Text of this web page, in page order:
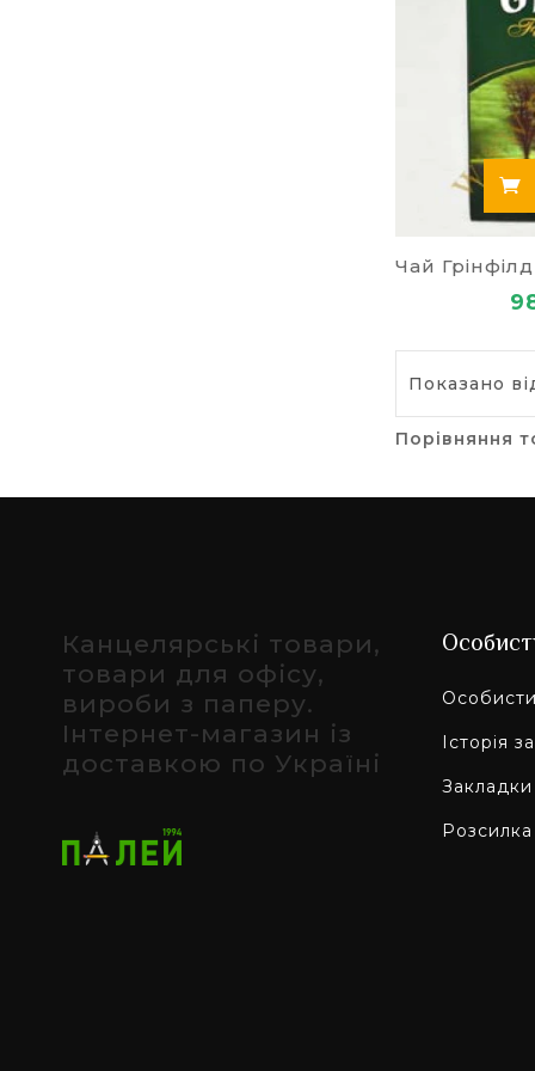
Показано
Порівняння
Канцелярські товари,
товари для офісу,
вироби з паперу.
Інтернет-магазин із
доставкою по Україні
Історія
Закладки
Розсилка